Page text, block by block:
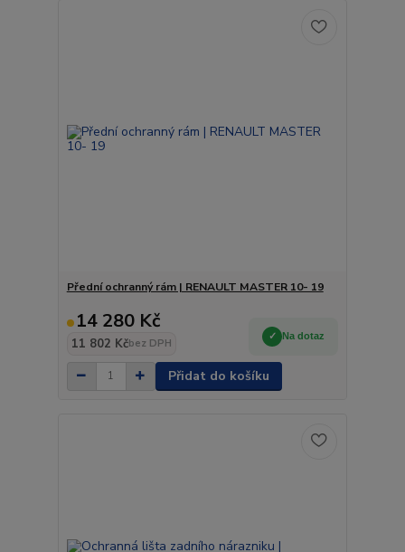
Přední ochranný rám | RENAULT MASTER 10- 19
14 280 Kč
11 802 Kčbez DPH
Na dotaz
Přidat do košíku